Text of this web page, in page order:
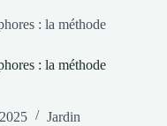
: la méthode
: la méthode
Jardin